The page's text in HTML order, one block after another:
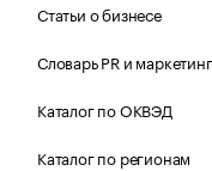
Статьи о бизнесе
Словарь PR и
Каталог по ОКВЭД
Каталог по регионам